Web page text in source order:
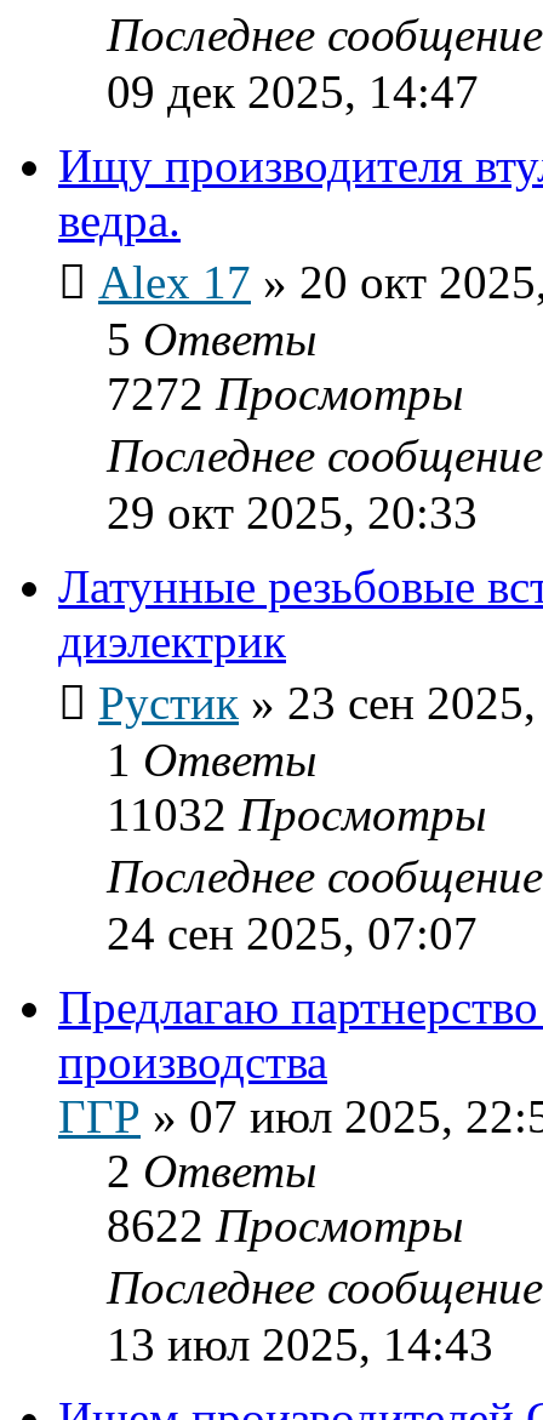
Последнее
09 дек 2025, 14:47
Ищу производителя
ведра.
Alex 17 » 20 окт
5 Ответы
7272 Просмотры
Последнее
29 окт 2025, 20:33
Латунные резьбовые
диэлектрик
Рустик » 23 сен
1 Ответы
11032 Просмотры
Последнее
24 сен 2025, 07:07
Предлагаю
производства
ГГР » 07 июл 2025,
2 Ответы
8622 Просмотры
Последнее
13 июл 2025, 14:43